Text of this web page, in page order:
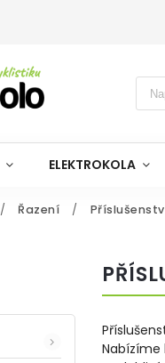
ELEKTROKOLA
/ Řazení /
Nabízíme